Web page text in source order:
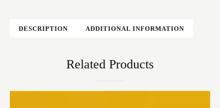
DESCRIPTION ADDITIONAL INFORMATION
Related Products